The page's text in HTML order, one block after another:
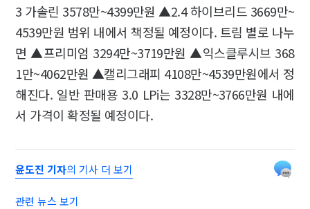
3 가솔린 3578만~4399만원 ▲2.4 하이브리드 3669만~
4539만원 범위 내에서 책정될 예정이다. 트림 별로 나누
면 ▲프리미엄 3294만~3719만원 ▲익스클루시브 368
1만~4062만원 ▲캘리그래피 4108만~4539만원에서 정
해진다. 일반 판매용 3.0 LPi는 3328만~3766만원 내에
서 가격이 확정될 예정이다.
윤도진 기자의 기사 더 보기
관련 뉴스 보기